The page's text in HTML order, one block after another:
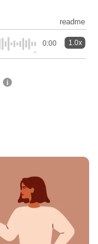
readme
0:00 1.0x
i